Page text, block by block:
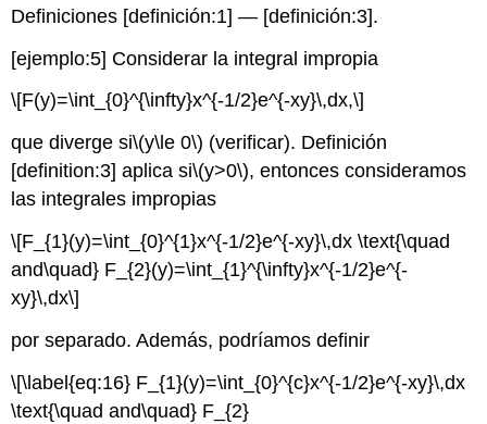
Definiciones [definición:1] — [definición:3].
[ejemplo:5] Considerar la integral impropia
\[F(y)=\int_{0}^{\infty}x^{-1/2}e^{-xy}\,dx,\]
que diverge si\(y\le 0\) (verificar). Definición
[definition:3] aplica si\(y>0\), entonces consideramos
las integrales impropias
\[F_{1}(y)=\int_{0}^{1}x^{-1/2}e^{-xy}\,dx \text{\quad
and\quad} F_{2}(y)=\int_{1}^{\infty}x^{-1/2}e^{-
xy}\,dx\]
por separado. Además, podríamos definir
\[\label{eq:16} F_{1}(y)=\int_{0}^{c}x^{-1/2}e^{-xy}\,dx
\text{\quad and\quad} F_{2}